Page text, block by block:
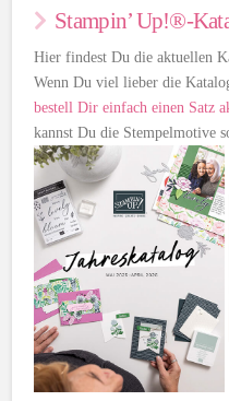
Stampin’ Up!®-
Hier findest Du die aktuellen
Wenn Du viel lieber die
bestell Dir einfach einen Satz
kannst Du die Stempelmotive